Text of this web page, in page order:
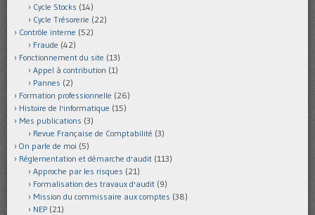
Cycle Stocks (14)
Cycle Trésorerie (22)
Contrôle interne (52)
Fraude (42)
Fonctionnement du site (13)
Appel à contribution (1)
Pannes (2)
Formation professionnelle (26)
Histoire de l'informatique (15)
Mes publications (3)
Revue Française de Comptabilité (3)
On parle de moi (5)
Réglementation et démarche d'audit (113)
Approche par les risques (21)
Formalisation des travaux d'audit (9)
Mission du commissaire aux comptes (38)
NEP (21)